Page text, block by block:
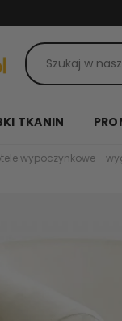
TKANIN
wypoczynkowe -